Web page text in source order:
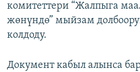
комитеттери “Жалпыга
жөнүндө” мыйзам
колдоду.
Документ кабыл алынса